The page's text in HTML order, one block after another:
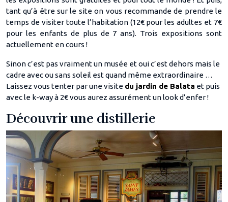
tant qu’à être sur le site on vous recommande de prendre le
temps de visiter toute l’habitation (12€ pour les adultes et 7€
pour les enfants de plus de 7 ans). Trois expositions sont
actuellement en cours !
Sinon c’est pas vraiment un musée et oui c’est dehors mais le
cadre avec ou sans soleil est quand même extraordinaire …
Laissez vous tenter par une visite du jardin de Balata et puis
avec le k-way à 2€ vous aurez assurément un look d’enfer !
Découvrir une distillerie